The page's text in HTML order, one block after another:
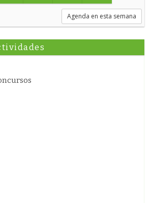
Agenda en esta semana